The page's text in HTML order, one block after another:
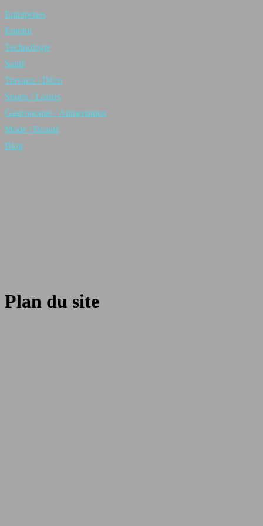
Entreprises
Emploi
Technologie
Santé
Travaux / Déco
Sports / Loisirs
Gastronomie / Alimentation
Mode / Beauté
Blog
Plan du site